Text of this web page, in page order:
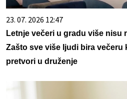
23. 07. 2026 12:47
Letnje večeri u gradu više nisu
Zašto sve više ljudi bira večeru
pretvori u druženje